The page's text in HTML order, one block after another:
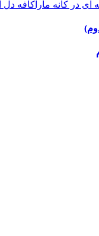
در کانه مارا کافه دل